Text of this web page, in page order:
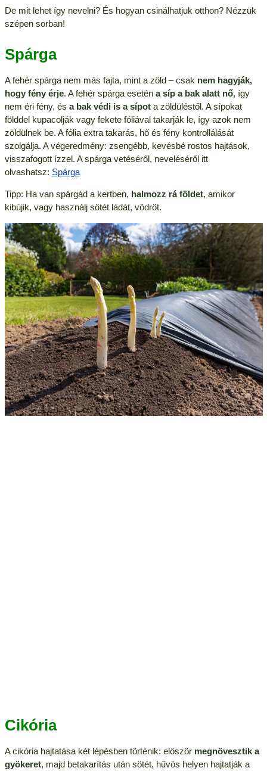
De mit lehet így nevelni? És hogyan csinálhatjuk otthon? Nézzük
szépen sorban!
Spárga
A fehér spárga nem más fajta, mint a zöld – csak nem hagyják,
hogy fény érje. A fehér spárga esetén a síp a bak alatt nő, így
nem éri fény, és a bak védi is a sípota zöldüléstől. A sípokat
földdel kupacolják vagy fekete fóliával takarják le, így azok nem
zöldülnek be. A fólia extra takarás, hő és fény kontrollálását
szolgálja. A végeredmény: zsengébb, kevésbé rostos hajtások,
visszafogott ízzel. A spárga vetéséről, neveléséről itt
olvashatsz: Spárga
Tipp: Ha van spárgád a kertben, halmozz rá földet, amikor
kibújik, vagy használj sötét ládát, vödröt.
Cikória
A cikória hajtatása két lépésben történik: először megnövesztik a
gyökeret, majd betakarítás után sötét, hűvös helyen hajtatják a